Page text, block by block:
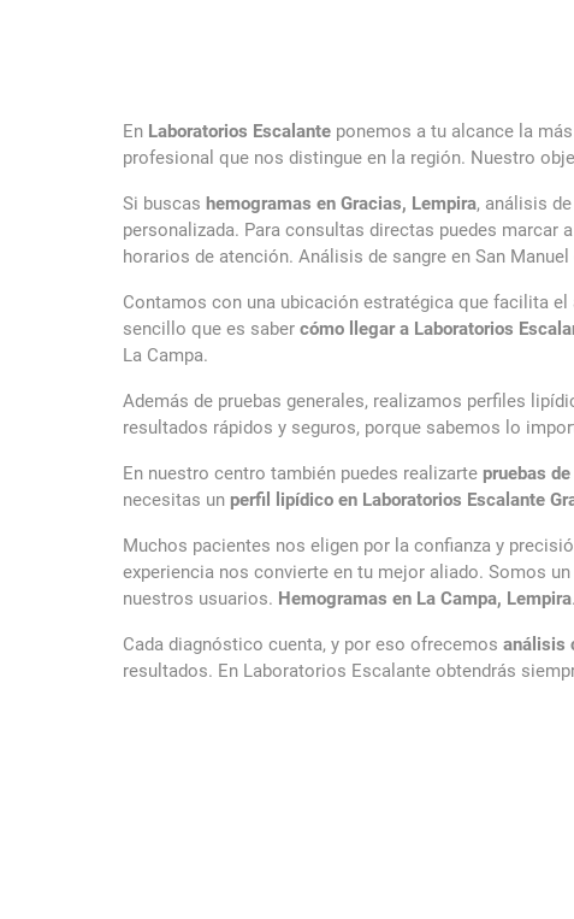
En Laboratorios Escalante ponemos a tu alcance la
profesional que nos distingue en la región. Nuestro
Si buscas hemogramas en Gracias, Lempira, análisis
personalizada. Para consultas directas puedes marcar
horarios de atención. Análisis de sangre en San
Contamos con una ubicación estratégica que facilita
sencillo que es saber cómo llegar a Laboratorios
La Campa.
Además de pruebas generales, realizamos perfiles
resultados rápidos y seguros, porque sabemos lo
En nuestro centro también puedes realizarte pruebas
necesitas un perfil lipídico en Laboratorios Escalante
Muchos pacientes nos eligen por la confianza y
experiencia nos convierte en tu mejor aliado. Somos un
nuestros usuarios. Hemogramas en La Campa, Lempira.
Cada diagnóstico cuenta, y por eso ofrecemos análisis
resultados. En Laboratorios Escalante obtendrás